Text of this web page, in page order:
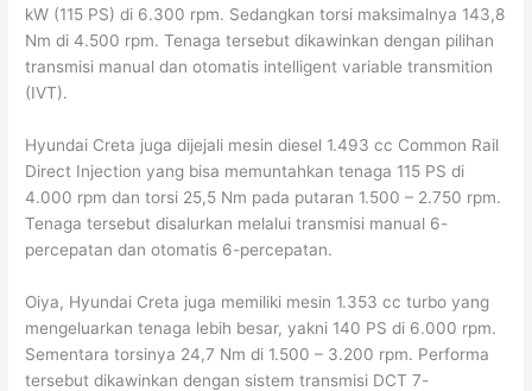
kW (115 PS) di 6.300 rpm. Sedangkan torsi maksimalnya 143,8
Nm di 4.500 rpm. Tenaga tersebut dikawinkan dengan pilihan
transmisi manual dan otomatis intelligent variable transmition
(IVT).
Hyundai Creta juga dijejali mesin diesel 1.493 cc Common Rail
Direct Injection yang bisa memuntahkan tenaga 115 PS di
4.000 rpm dan torsi 25,5 Nm pada putaran 1.500 – 2.750 rpm.
Tenaga tersebut disalurkan melalui transmisi manual 6-
percepatan dan otomatis 6-percepatan.
Oiya, Hyundai Creta juga memiliki mesin 1.353 cc turbo yang
mengeluarkan tenaga lebih besar, yakni 140 PS di 6.000 rpm.
Sementara torsinya 24,7 Nm di 1.500 – 3.200 rpm. Performa
tersebut dikawinkan dengan sistem transmisi DCT 7-